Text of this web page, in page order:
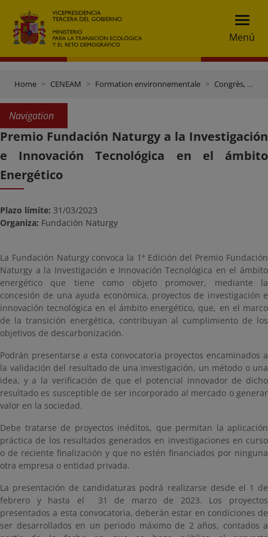
Menú
Home CENEAM Formation environnementale Congrès, journées et autres évènements
Navigation
Premio Fundación Naturgy a la Investigación
e Innovación Tecnológica en el ámbito
Energético
Plazo límite: 31/03/2023
Organiza: Fundación Naturgy
La Fundación Naturgy convoca la 1ª Edición del Premio Fundación
Naturgy a la Investigación e Innovación Tecnológica en el ámbito
energético que tiene como objeto promover, mediante la
concesión de una ayuda económica, proyectos de investigación e
innovación tecnológica en el ámbito energético, que, en el marco
de la transición energética, contribuyan al cumplimiento de los
objetivos de descarbonización.
Podrán presentarse a esta convocatoria proyectos encaminados a
la validación del resultado de una investigación, un método o una
idea, y a la verificación de que el potencial innovador de dicho
resultado es susceptible de ser incorporado al mercado o generar
valor en la sociedad.
Debe tratarse de proyectos inéditos, que permitan la aplicación
práctica de los resultados generados en investigaciones en curso
o de reciente finalización y que no estén financiados por ninguna
otra empresa o entidad privada.
La presentación de candidaturas podrá realizarse desde el 1 de
febrero y hasta el 31 de marzo de 2023. Los proyectos
presentados a esta convocatoria, deberán estar en condiciones de
ser desarrollados en un periodo máximo de 2 años, contados a